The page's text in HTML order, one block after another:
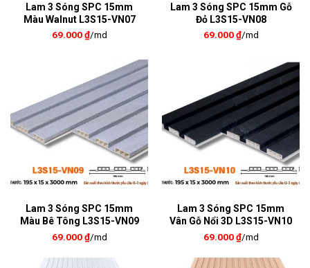
Lam 3 Sóng SPC 15mm
Màu Walnut L3S15-VN07
69.000₫/md
Lam 3 Sóng SPC 15mm Gỗ
Đỏ L3S15-VN08
69.000₫/md
Lam 3 Sóng SPC 15mm
Màu Bê Tông L3S15-VN09
69.000₫/md
Lam 3 Sóng SPC 15mm
Vân Gỗ Nổi 3D L3S15-VN10
69.000₫/md